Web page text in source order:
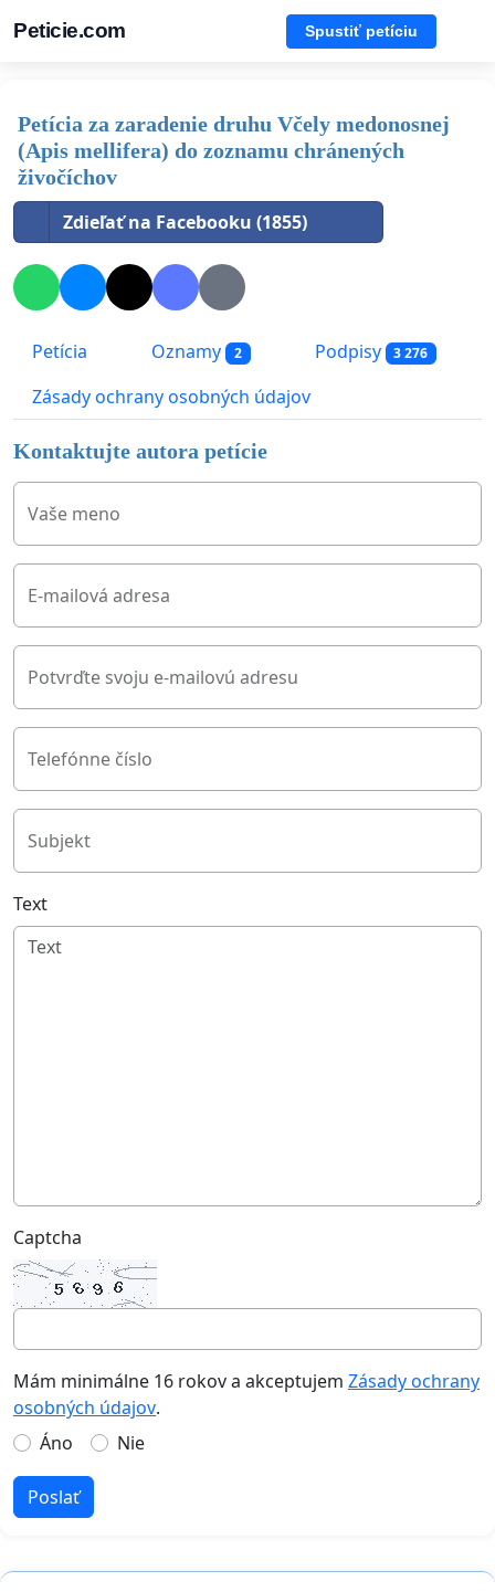
Peticie.com Spustiť petíciu
Petícia za zaradenie druhu Včely medonosnej
(Apis mellifera) do zoznamu chránených
živočíchov
Zdieľať na Facebooku (1855)
Petícia Oznamy 2 Podpisy 3 276
Zásady ochrany osobných údajov
Kontaktujte autora petície
Vaše meno
E-mailová adresa
Potvrďte svoju e-mailovú adresu
Telefónne číslo
Subjekt
Text
Captcha
Mám minimálne 16 rokov a akceptujem Zásady ochrany
osobných údajov.
Áno
Nie
Poslať